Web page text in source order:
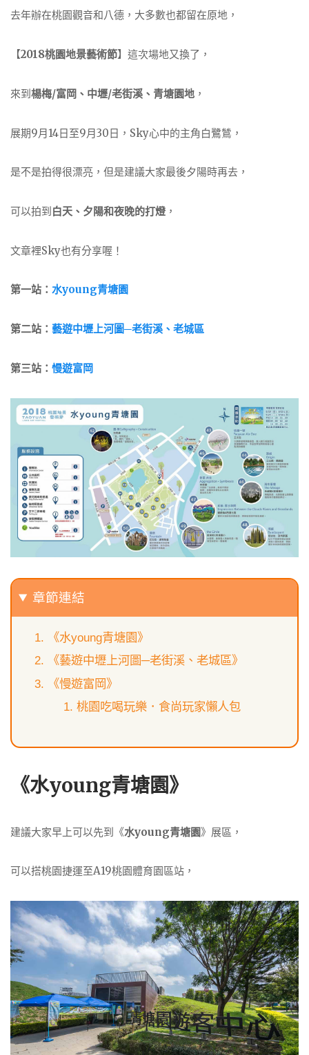
去年辦在桃園觀音和八德，大多數也都留在原地，
【2018桃園地景藝術節】這次場地又換了，
來到楊梅/富岡、中壢/老街溪、青塘園地 ，
展期9月14日至9月30日，Sky心中的主角白鷺鷥，
是不是拍得很漂亮，但是建議大家最後夕陽時再去，
可以拍到白天、夕陽和夜晚的打燈 ，
文章裡Sky也有分享喔！
第一站： 水young青塘園
第二站： 藝遊中壢上河圖─老街溪、老城區
第三站： 慢遊富岡
章節連結
《水young青塘園》
《藝遊中壢上河圖─老街溪、老城區》
《慢遊富岡》
桃園吃喝玩樂．食尚玩家懶人包
《水young青塘園》
建議大家早上可以先到《水young青塘園》展區，
可以搭桃園捷運至A19桃園體育園區站，